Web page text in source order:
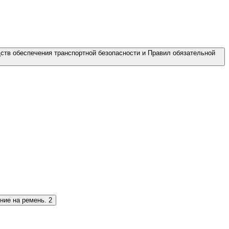
обеспечения транспортной безопасности и Правил обязательной
на ремень. 2